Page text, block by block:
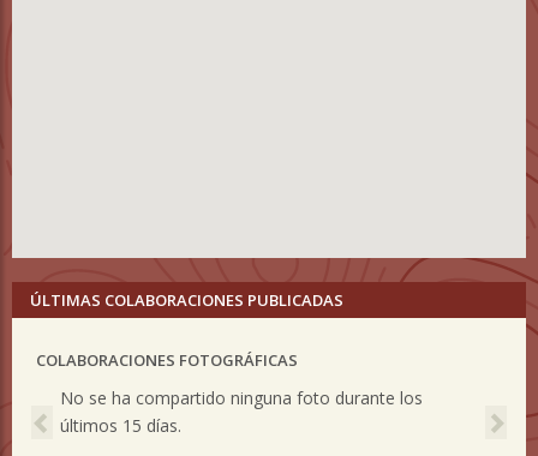
ÚLTIMAS COLABORACIONES PUBLICADAS
COLABORACIONES FOTOGRÁFICAS
No se ha compartido ninguna foto durante los
últimos 15 días.
Previous